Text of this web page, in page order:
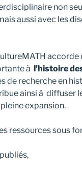
non
aussi avec les
à l’histoire
de recherche en
ainsi à diffuser
expansion.
ressources sous